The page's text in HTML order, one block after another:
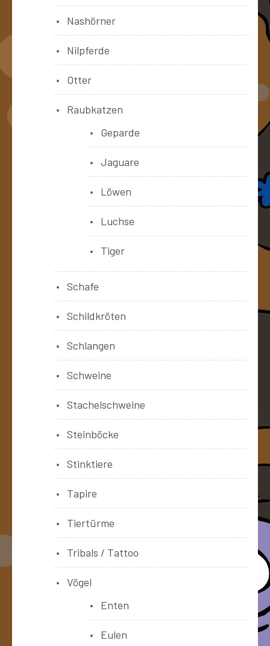
Nashörner
Nilpferde
Otter
Raubkatzen
Geparde
Jaguare
Löwen
Luchse
Tiger
Schafe
Schildkröten
Schlangen
Schweine
Stachelschweine
Steinböcke
Stinktiere
Tapire
Tiertürme
Tribals / Tattoo
Vögel
Enten
Eulen